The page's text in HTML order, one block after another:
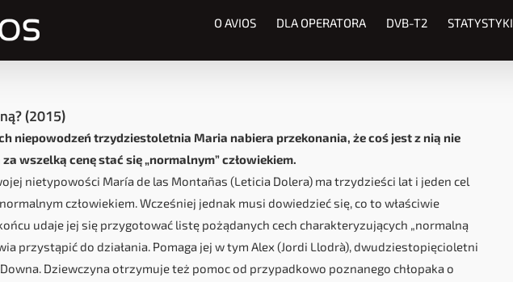
O AVIOS DLA OPERATORA DVB-T2 STATYSTYKI
(2015)
niepowodzeń trzydziestoletnia Maria nabiera przekonania, że coś jest z nią nie
wszelką cenę stać się „normalnym” człowiekiem.
nietypowości María de las Montañas (Leticia Dolera) ma trzydzieści lat i jeden cel
człowiekiem. Wcześniej jednak musi dowiedzieć się, co to właściwie
udaje jej się przygotować listę pożądanych cech charakteryzujących „normalną
przystąpić do działania. Pomaga jej w tym Alex (Jordi Llodrà), dwudziestopięcioletni
Dziewczyna otrzymuje też pomoc od przypadkowo poznanego chłopaka o